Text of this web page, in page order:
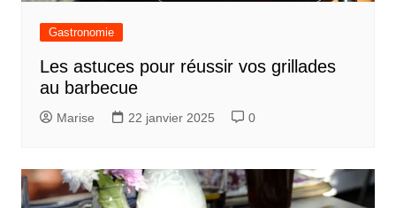
Gastronomie
Les astuces pour réussir vos grillades
au barbecue
Marise 22 janvier 2025 0